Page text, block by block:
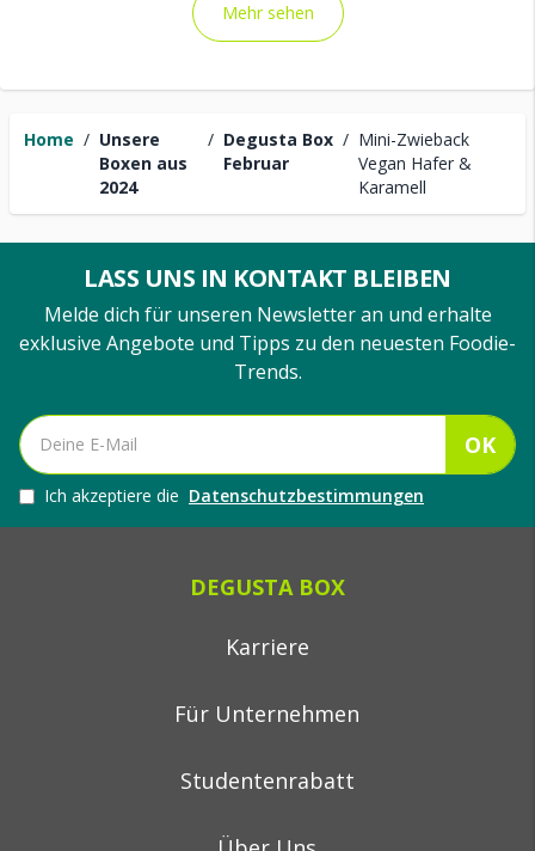
Home / Unsere
Boxen aus
2024
/ Degusta Box
Februar
/ Mini-Zwieback
Vegan Hafer &
Karamell
Mehr sehen
LASS UNS IN KONTAKT BLEIBEN
Melde dich für unseren Newsletter an und erhalte
exklusive Angebote und Tipps zu den neuesten Foodie-
Trends.
OK
Ich akzeptiere die Datenschutzbestimmungen
DEGUSTA BOX
Karriere
Für Unternehmen
Studentenrabatt